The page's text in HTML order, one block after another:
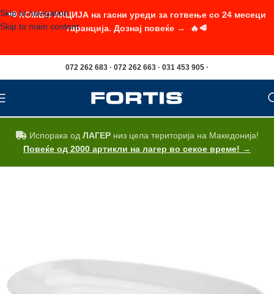
Skip to navigation
Skip to main content
072 262 683 · 072 262 663 · 031 453 905 ·
Испорака од ЛАГЕРниз цела територија на Македонија!
Повеќе од 2000 артикли на лагер во секое време! →
📢 КОМБО АКЦИЈА на гасни уреди за готвење со 24 месеци
гаранција. Дознај повеќе → 🔥🥩